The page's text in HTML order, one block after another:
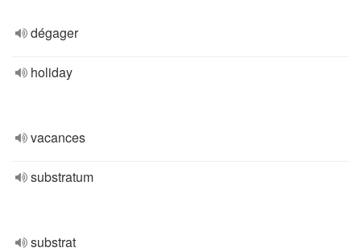
dégager
holiday
vacances
substratum
substrat